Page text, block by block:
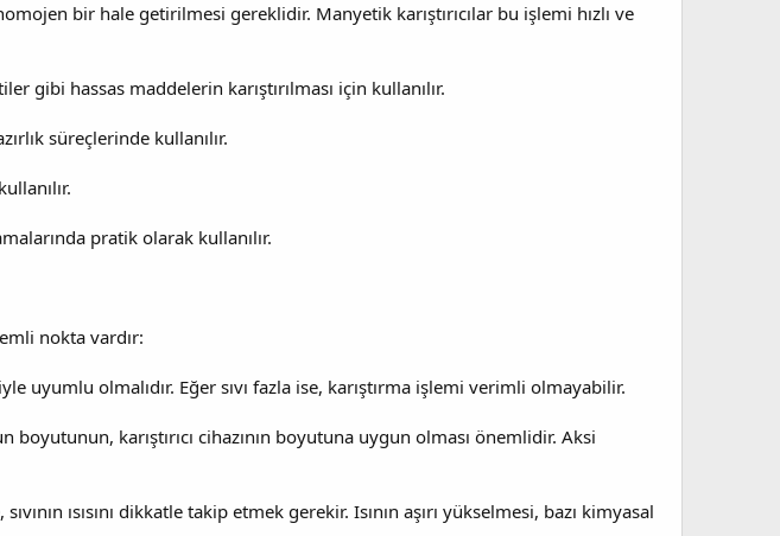
bir hale getirilmesi gereklidir. Manyetik karıştırıcılar bu işlemi hızlı ve
gibi hassas maddelerin karıştırılması için kullanılır.
süreçlerinde kullanılır.
pratik olarak kullanılır.
nokta vardır:
uyumlu olmalıdır. Eğer sıvı fazla ise, karıştırma işlemi verimli olmayabilir.
boyutunun, karıştırıcı cihazının boyutuna uygun olması önemlidir. Aksi
ısısını dikkatle takip etmek gerekir. Isının aşırı yükselmesi, bazı kimyasal